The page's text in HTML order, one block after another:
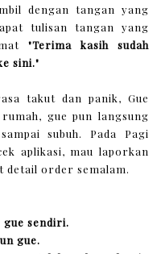
dengan tangan yang
tulisan tangan yang
"Terima kasih sudah
sini."
takut dan panik, Gue
gue pun langsung
subuh. Pada Pagi
aplikasi, mau laporkan
detail order semalam.
gue sendiri.
gue.